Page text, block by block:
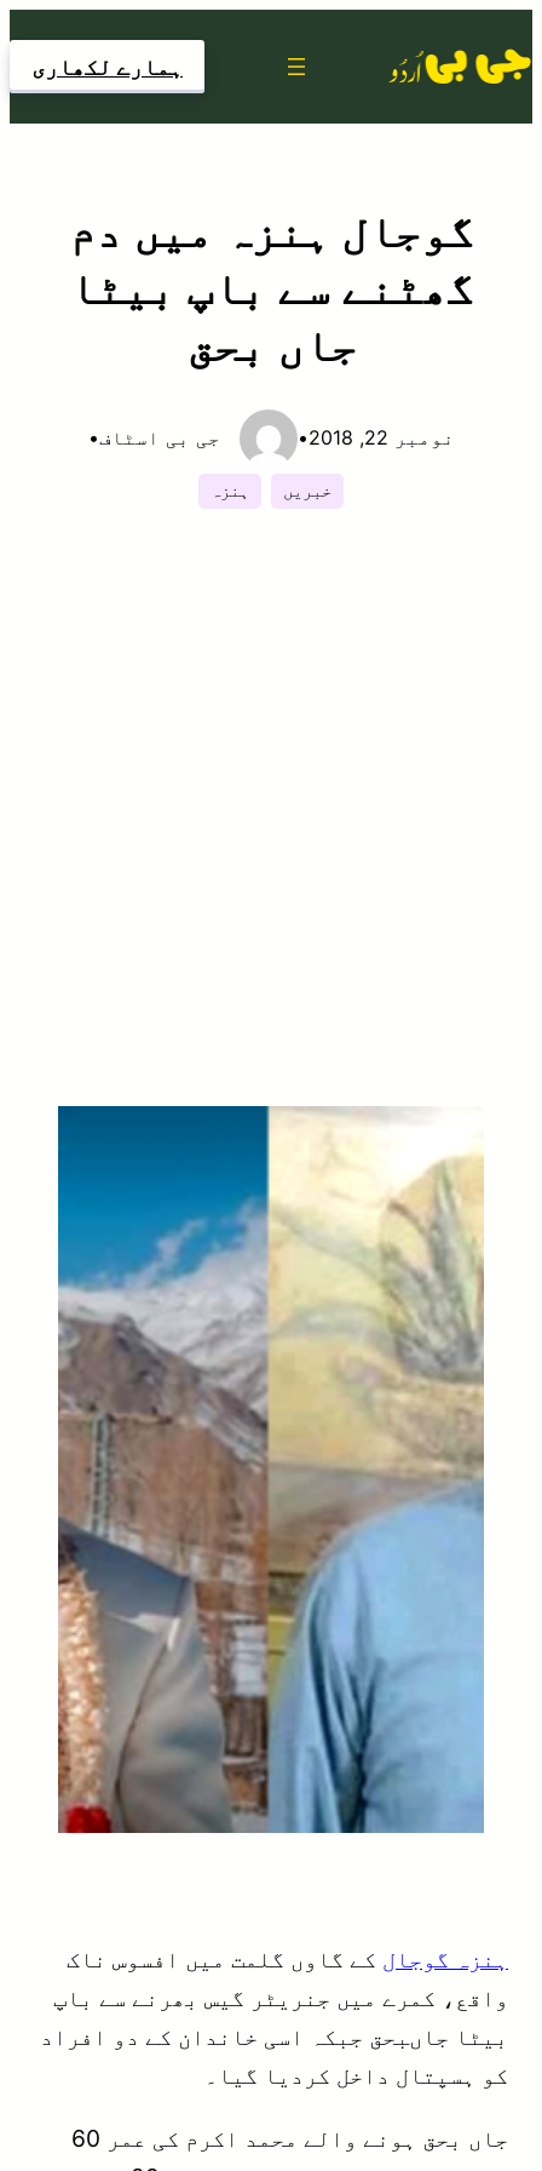
to
ہمارے لکھاری
گوجال ہنزہ میں دم
گھٹنے سے باپ بیٹا
جاں بحق
نومبر 22, 2018 • جی بی اسٹاف•
خبریں ہنزہ
ہنزہ گوجال کے گاوں گلمت میں افسوس ناک
واقع، کمرے میں جنریٹر گیس بھرنے سے باپ
بیٹا جاںبحق جبکہ اسی خاندان کے دو افراد
کو ہسپتال داخل کردیا گیا۔
جاں بحق ہونے والے محمد اکرم کی عمر 60